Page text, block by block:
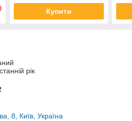
Купити
рік
8, Київ, Україна